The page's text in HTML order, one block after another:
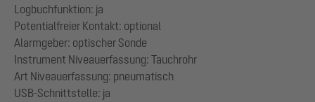
Logbuchfunktion: ja
Potentialfreier Kontakt: optional
Alarmgeber: optischer Sonde
Instrument Niveauerfassung: Tauchrohr
Art Niveauerfassung: pneumatisch
USB-Schnittstelle: ja